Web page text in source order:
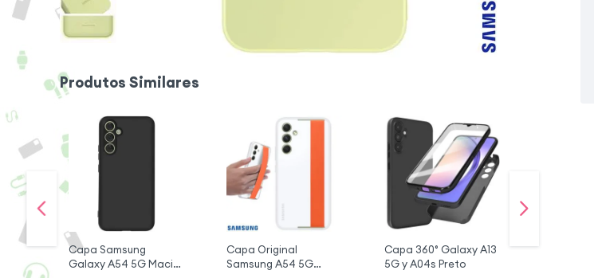
Produtos Similares
Capa Samsung
Galaxy A54 5G Macia
Capa Original
Samsung A54 5G
Capa 360° Galaxy A13
5G y A04s Preto